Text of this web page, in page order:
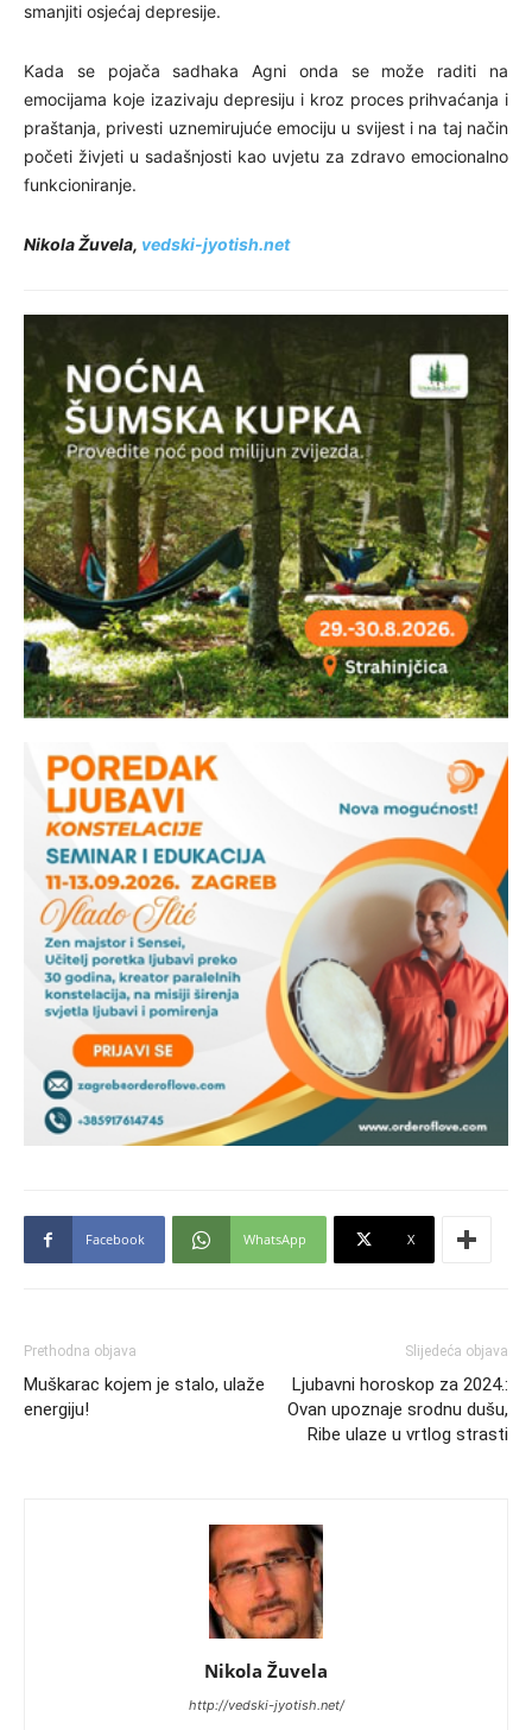
smanjiti osjećaj depresije.
Kada se pojača sadhaka Agni onda se može raditi na
emocijama koje izazivaju depresiju i kroz proces prihvaćanja i
praštanja, privesti uznemirujuće emociju u svijest i na taj način
početi živjeti u sadašnjosti kao uvjetu za zdravo emocionalno
funkcioniranje.
Nikola Žuvela, vedski-jyotish.net
Facebook WhatsApp X
Prethodna objava
Muškarac kojem je stalo, ulaže
energiju!
Slijedeća objava
Ljubavni horoskop za 2024.:
Ovan upoznaje srodnu dušu,
Ribe ulaze u vrtlog strasti
Nikola Žuvela
http://vedski-jyotish.net/